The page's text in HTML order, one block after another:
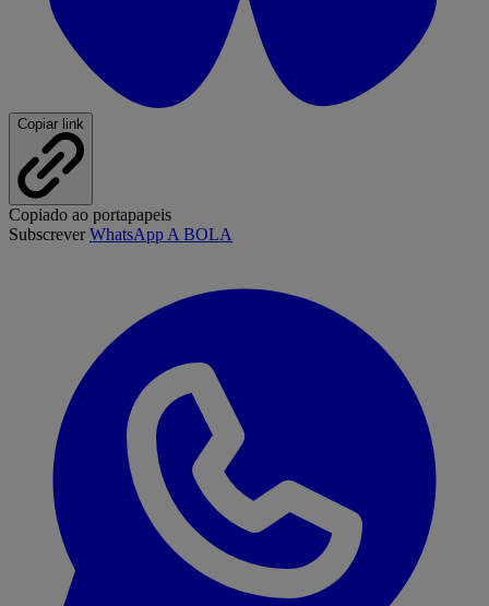
Copiar link
Copiado ao portapapeis
SubscreverWhatsApp A BOLA